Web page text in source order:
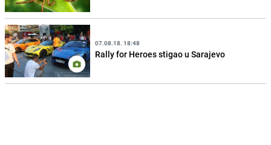
07.08.18. 18:48
Rally for Heroes stigao u Sarajevo